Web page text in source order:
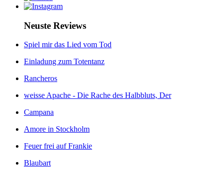
Neuste Reviews
Spiel mir das Lied vom Tod
Einladung zum Totentanz
Rancheros
weisse Apache - Die Rache des Halbbluts, Der
Campana
Amore in Stockholm
Feuer frei auf Frankie
Blaubart